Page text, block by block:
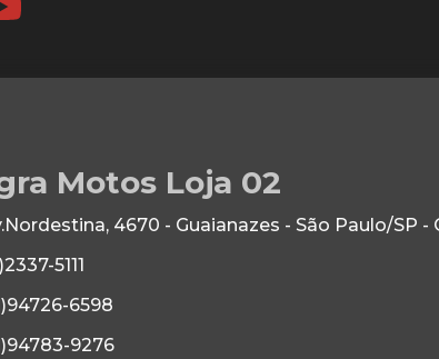
Motos Loja 02
4670 - Guaianazes - São Paulo/SP -
5111
6598
9276